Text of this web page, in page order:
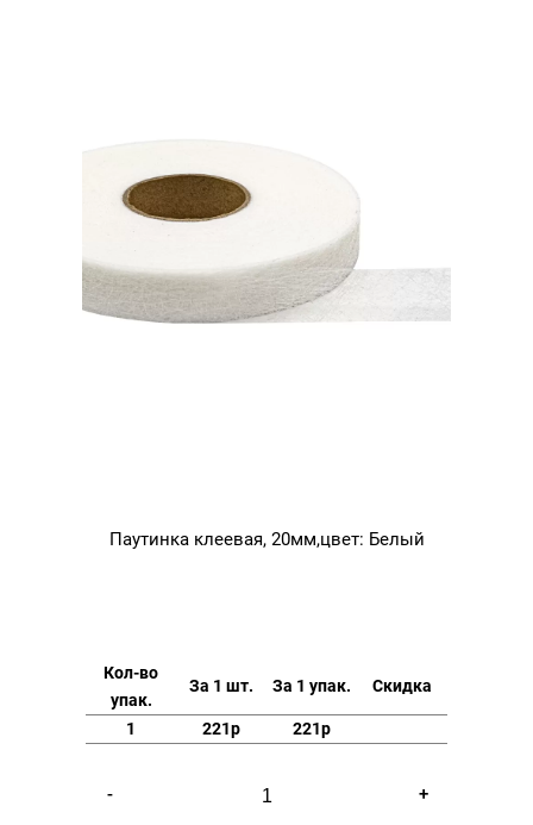
Паутинка клеевая, 20мм,цвет: Белый
Кол-во
упак.
За 1 шт. За 1 упак. Скидка
1 221р 221р
-
товара
+